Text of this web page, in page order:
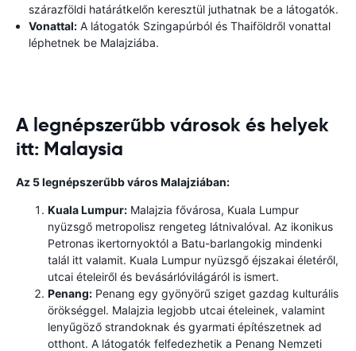
szárazföldi határátkelőn keresztül juthatnak be a látogatók.
Vonattal: A látogatók Szingapúrból és Thaiföldről vonattal
léphetnek be Malajziába.
A legnépszerűbb városok és helyek
itt: Malaysia
Az 5 legnépszerűbb város Malajziában:
Kuala Lumpur: Malajzia fővárosa, Kuala Lumpur
nyüzsgő metropolisz rengeteg látnivalóval. Az ikonikus
Petronas ikertornyoktól a Batu-barlangokig mindenki
talál itt valamit. Kuala Lumpur nyüzsgő éjszakai életéről,
utcai ételeiről és bevásárlóvilágáról is ismert.
Penang: Penang egy gyönyörű sziget gazdag kulturális
örökséggel. Malajzia legjobb utcai ételeinek, valamint
lenyűgöző strandoknak és gyarmati építészetnek ad
otthont. A látogatók felfedezhetik a Penang Nemzeti